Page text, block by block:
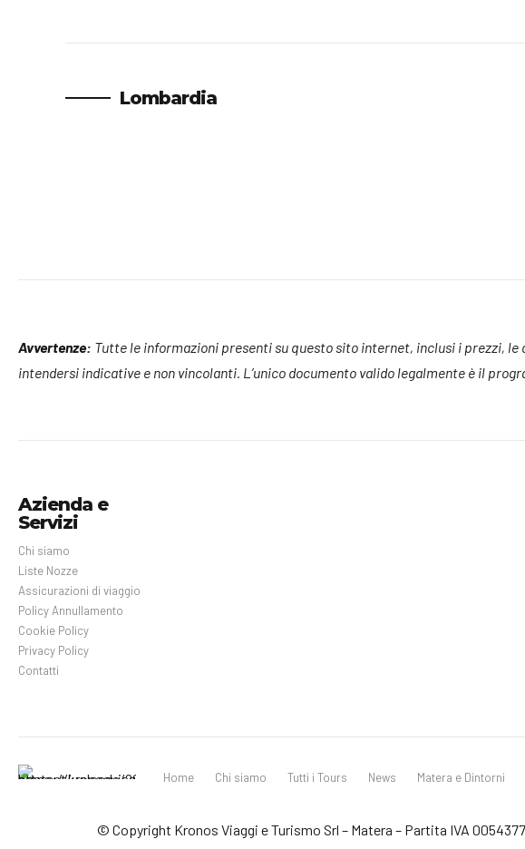
Lombardia
Avvertenze: Tutte le informazioni presenti su questo sito internet, inclusi i prezzi,
intendersi indicative e non vincolanti. L’unico documento valido legalmente è il
Azienda e
Servizi
Chi siamo
Liste Nozze
Assicurazioni di viaggio
Policy Annullamento
Cookie Policy
Privacy Policy
Contatti
Home Chi siamo Tutti i Tours News Matera e Dintorni
© Copyright Kronos Viaggi e Turismo Srl – Matera – Partita IVA